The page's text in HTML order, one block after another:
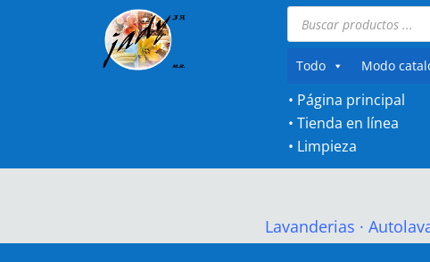
Búsqueda
productos
Todo
Modo
• Página principal
•Tienda en línea
• Limpieza
Lavanderias ·